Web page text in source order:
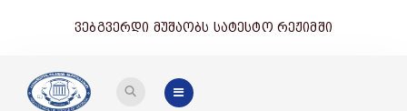
ვებგვერდი მუშაობს სატესტო რეჟიმში